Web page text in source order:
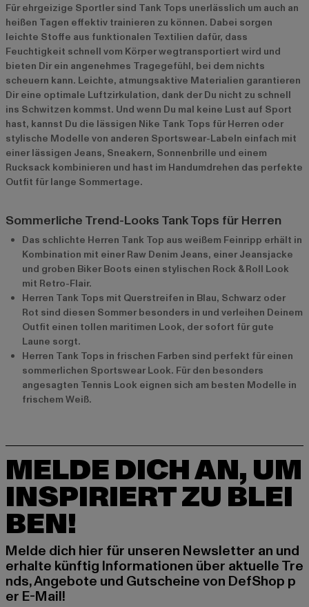
Für ehrgeizige Sportler sind Tank Tops unerlässlich um auch an
heißen Tagen effektiv trainieren zu können. Dabei sorgen
leichte Stoffe aus funktionalen Textilien dafür, dass
Feuchtigkeit schnell vom Körper wegtransportiert wird und
bieten Dir ein angenehmes Tragegefühl, bei dem nichts
scheuern kann. Leichte, atmungsaktive Materialien garantieren
Dir eine optimale Luftzirkulation, dank der Du nicht zu schnell
ins Schwitzen kommst. Und wenn Du mal keine Lust auf Sport
hast, kannst Du die lässigen Nike Tank Tops für Herren oder
stylische Modelle von anderen Sportswear-Labeln einfach mit
einer lässigen Jeans, Sneakern, Sonnenbrille und einem
Rucksack kombinieren und hast im Handumdrehen das perfekte
Outfit für lange Sommertage.
Sommerliche Trend-Looks Tank Tops für Herren
Das schlichte Herren Tank Top aus weißem Feinripp erhält in
Kombination mit einer Raw Denim Jeans, einer Jeansjacke
und groben Biker Boots einen stylischen Rock & Roll Look
mit Retro-Flair.
Herren Tank Tops mit Querstreifen in Blau, Schwarz oder
Rot sind diesen Sommer besonders in und verleihen Deinem
Outfit einen tollen maritimen Look, der sofort für gute
Laune sorgt.
Herren Tank Tops in frischen Farben sind perfekt für einen
sommerlichen Sportswear Look. Für den besonders
angesagten Tennis Look eignen sich am besten Modelle in
frischem Weiß.
MELDE DICH AN, UM
INSPIRIERT ZU BLEI
BEN!
Melde dich hier für unseren Newsletter an und
erhalte künftig Informationen über aktuelle Tre
nds, Angebote und Gutscheine von DefShop p
er E-Mail!